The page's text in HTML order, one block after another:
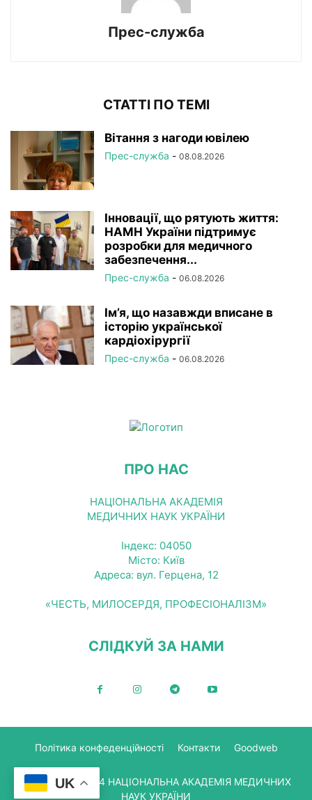
Прес-служба
СТАТТІ ПО ТЕМІ
Вітання з нагоди ювілею
Прес-служба - 08.08.2026
Інновації, що рятують життя:
НАМН України підтримує
розробки для медичного
забезпечення...
Прес-служба - 06.08.2026
Ім’я, що назавжди вписане в
історію української
кардіохірургії
Прес-служба - 06.08.2026
ПРО НАС
НАЦІОНАЛЬНА АКАДЕМІЯ
МЕДИЧНИХ НАУК УКРАЇНИ
Індекс: 04050
Місто: Київ
Адреса: вул. Герцена, 12
«ЧЕСТЬ, МИЛОСЕРДЯ, ПРОФЕСІОНАЛІЗМ»
СЛІДКУЙ ЗА НАМИ
Політика конфеденційності Контакти Goodweb
© Copyright 2024 НАЦІОНАЛЬНА АКАДЕМІЯ МЕДИЧНИХ
НАУК УКРАЇНИ
UK